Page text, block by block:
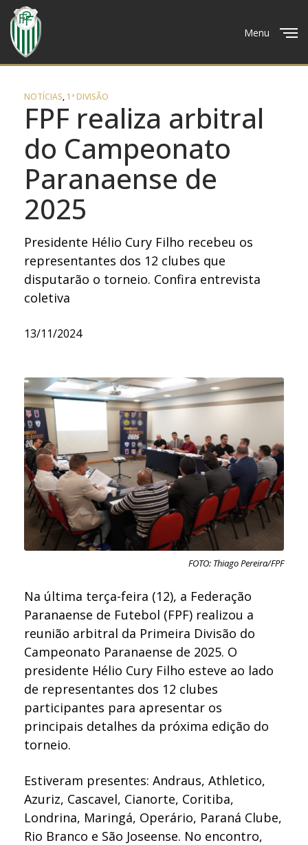
Menu
NOTÍCIAS, 1ª DIVISÃO
FPF realiza arbitral
do Campeonato
Paranaense de
2025
Presidente Hélio Cury Filho recebeu os
representantes dos 12 clubes que
disputarão o torneio. Confira entrevista
coletiva
13/11/2024
FOTO: Thiago Pereira/FPF
Na última terça-feira (12), a Federação
Paranaense de Futebol (FPF) realizou a
reunião arbitral da Primeira Divisão do
Campeonato Paranaense de 2025. O
presidente Hélio Cury Filho esteve ao lado
de representantes dos 12 clubes
participantes para apresentar os
principais detalhes da próxima edição do
torneio.
Estiveram presentes: Andraus, Athletico,
Azuriz, Cascavel, Cianorte, Coritiba,
Londrina, Maringá, Operário, Paraná Clube,
Rio Branco e São Joseense. No encontro,